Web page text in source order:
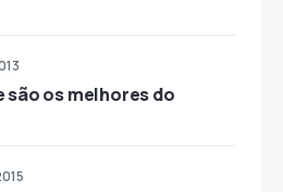
são os melhores do